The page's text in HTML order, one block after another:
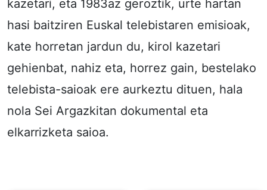
kazetari, eta 1983az geroztik, urte hartan
hasi baitziren Euskal telebistaren emisioak,
kate horretan jardun du, kirol kazetari
gehienbat, nahiz eta, horrez gain, bestelako
telebista-saioak ere aurkeztu dituen, hala
nola Sei Argazkitan dokumental eta
elkarrizketa saioa.